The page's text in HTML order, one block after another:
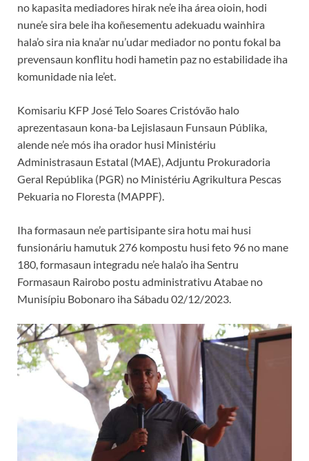
no kapasita mediadores hirak ne’e iha área oioin, hodi
nune’e sira bele iha koñesementu adekuadu wainhira
hala’o sira nia kna’ar nu’udar mediador no pontu fokal ba
prevensaun konflitu hodi hametin paz no estabilidade iha
komunidade nia le’et.
Komisariu KFP José Telo Soares Cristóvão halo
aprezentasaun kona-ba Lejislasaun Funsaun Públika,
alende ne’e mós iha orador husi Ministériu
Administrasaun Estatal (MAE), Adjuntu Prokuradoria
Geral Repúblika (PGR) no Ministériu Agrikultura Pescas
Pekuaria no Floresta (MAPPF).
Iha formasaun ne’e partisipante sira hotu mai husi
funsionáriu hamutuk 276 kompostu husi feto 96 no mane
180, formasaun integradu ne’e hala’o iha Sentru
Formasaun Rairobo postu administrativu Atabae no
Munisípiu Bobonaro iha Sábadu 02/12/2023.